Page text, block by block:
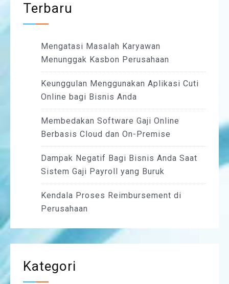
Terbaru
Mengatasi Masalah Karyawan
Menunggak Kasbon Perusahaan
Keunggulan Menggunakan Aplikasi Cuti
Online bagi Bisnis Anda
Membedakan Software Gaji Online
Berbasis Cloud dan On-Premise
Dampak Negatif Bagi Bisnis Anda Saat
Sistem Gaji Payroll yang Buruk
Kendala Proses Reimbursement di
Perusahaan
Kategori